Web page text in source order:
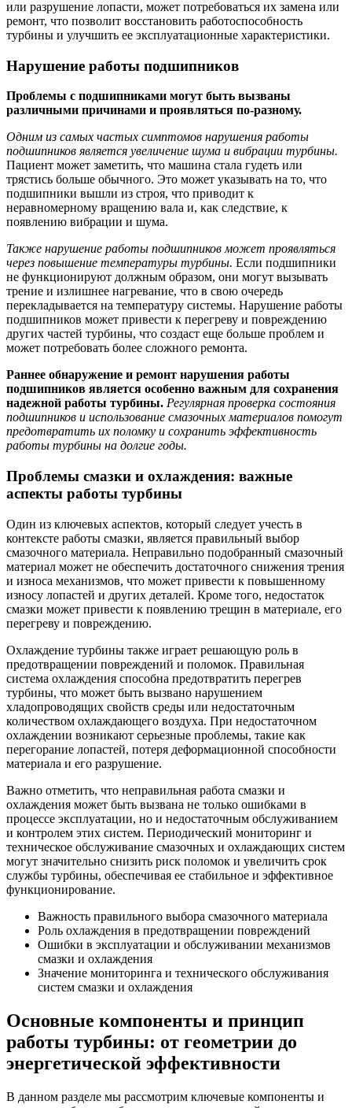
или разрушение лопасти, может потребоваться их замена или
ремонт, что позволит восстановить работоспособность
турбины и улучшить ее эксплуатационные характеристики.
Нарушение работы подшипников
Проблемы с подшипниками могут быть вызваны
различными причинами и проявляться по-разному.
Одним из самых частых симптомов нарушения работы
подшипников является увеличение шума и вибрации турбины.
Пациент может заметить, что машина стала гудеть или
трястись больше обычного. Это может указывать на то, что
подшипники вышли из строя, что приводит к
неравномерному вращению вала и, как следствие, к
появлению вибрации и шума.
Также нарушение работы подшипников может проявляться
через повышение температуры турбины. Если подшипники
не функционируют должным образом, они могут вызывать
трение и излишнее нагревание, что в свою очередь
перекладывается на температуру системы. Нарушение работы
подшипников может привести к перегреву и повреждению
других частей турбины, что создаст еще больше проблем и
может потребовать более сложного ремонта.
Раннее обнаружение и ремонт нарушения работы
подшипников является особенно важным для сохранения
надежной работы турбины. Регулярная проверка состояния
подшипников и использование смазочных материалов помогут
предотвратить их поломку и сохранить эффективность
работы турбины на долгие годы.
Проблемы смазки и охлаждения: важные
аспекты работы турбины
Один из ключевых аспектов, который следует учесть в
контексте работы смазки, является правильный выбор
смазочного материала. Неправильно подобранный смазочный
материал может не обеспечить достаточного снижения трения
и износа механизмов, что может привести к повышенному
износу лопастей и других деталей. Кроме того, недостаток
смазки может привести к появлению трещин в материале, его
перегреву и повреждению.
Охлаждение турбины также играет решающую роль в
предотвращении повреждений и поломок. Правильная
система охлаждения способна предотвратить перегрев
турбины, что может быть вызвано нарушением
хладопроводящих свойств среды или недостаточным
количеством охлаждающего воздуха. При недостаточном
охлаждении возникают серьезные проблемы, такие как
перегорание лопастей, потеря деформационной способности
материала и его разрушение.
Важно отметить, что неправильная работа смазки и
охлаждения может быть вызвана не только ошибками в
процессе эксплуатации, но и недостаточным обслуживанием
и контролем этих систем. Периодический мониторинг и
техническое обслуживание смазочных и охлаждающих систем
могут значительно снизить риск поломок и увеличить срок
службы турбины, обеспечивая ее стабильное и эффективное
функционирование.
Важность правильного выбора смазочного материала
Роль охлаждения в предотвращении повреждений
Ошибки в эксплуатации и обслуживании механизмов
смазки и охлаждения
Значение мониторинга и технического обслуживания
систем смазки и охлаждения
Основные компоненты и принцип
работы турбины: от геометрии до
энергетической эффективности
В данном разделе мы рассмотрим ключевые компоненты и